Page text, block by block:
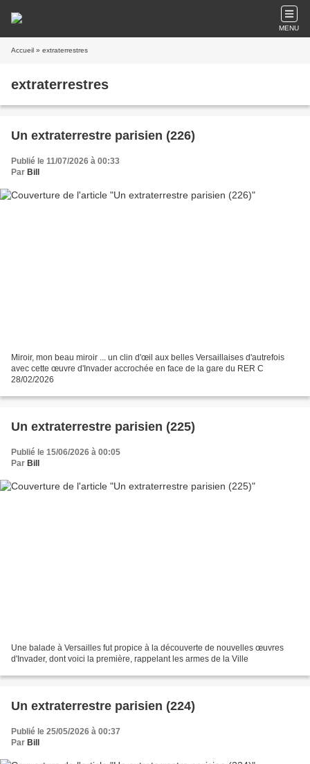
MENU
Accueil » extraterrestres
extraterrestres
Un extraterrestre parisien (226)
Publié le 11/07/2026 à 00:33
Par Bill
Miroir, mon beau miroir ... un clin d'œil aux belles Versaillaises d'autrefois
avec cette œuvre d'Invader accrochée en face de la gare du RER C
28/02/2026
Un extraterrestre parisien (225)
Publié le 15/06/2026 à 00:05
Par Bill
Une balade à Versailles fut propice à la découverte de nouvelles œuvres
d'Invader, dont voici la première, rappelant les armes de la Ville
Un extraterrestre parisien (224)
Publié le 25/05/2026 à 00:37
Par Bill